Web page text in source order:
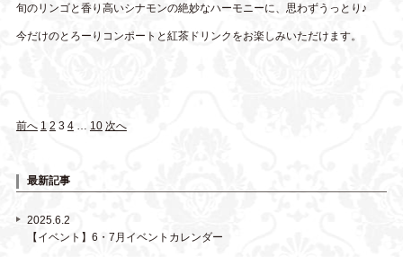
旬のリンゴと香り高いシナモンの絶妙なハーモニーに、思わずうっとり♪
今だけのとろーりコンポートと紅茶ドリンクをお楽しみいただけます。
前へ 1 2 3 4 … 10 次へ
最新記事
2025.6.2
【イベント】6・7月イベントカレンダー